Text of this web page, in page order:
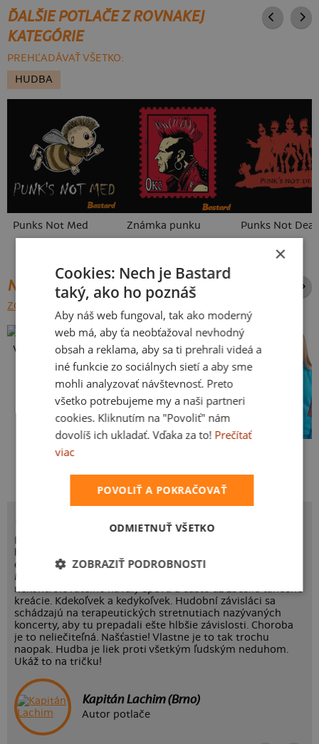
ĎALŠIE POTLAČE Z ROVNAKEJ
KATEGÓRIE
PREHĽADÁVAŤ VŠETKO:
HUDBA
Punks Not Med Známka punku Punks Not
NAJPREDÁVANEJŠIE POTLAČE
ZOBRAZIŤ VŠETKY
Vlastná potlač
POTLAČ ŽIJEM MUZIKOU
Kedykoľvek počúvaš svoju obľúbenú muziku, tvoje srdce
búši Fortissimo. Bez hudby ale nedá ani ranu. Nemusíš
chodiť na kardiológiu, diagnóza je jasná: hudobný závislák.
Medzi ďalšie príznaky patrí poklepávanie do rytmu,
nekontrolovateľné návaly spevu a často až zbesilé tanečné
kreácie. Kdekoľvek a kedykoľvek. Hudobní závisláci sa
schádzajú na terapeutických stretnutiach nazývaných
koncerty, aby tu prepadali ešte hlbšie závislosti. Choroba
je to neliečiteľná. Našťastie! Vlastne je to tak trochu
naopak. Hudba je liek proti všetkým ľudským neduhom.
Ukáž to na tričku!
Kapitán Lachim (Brno)
Autor potlače
×
Cookies: Nech je Bastard
taký, ako ho poznáš
Aby náš web fungoval, tak ako moderný
web má, aby ťa neobťažoval nevhodný
obsah a reklama, aby sa ti prehrali videá a
iné funkcie zo sociálnych sietí a aby sme
mohli analyzovať návštevnosť. Preto
všetko potrebujeme my a naši partneri
cookies. Kliknutím na "Povoliť" nám
dovolíš ich ukladať. Vďaka za to! Prečítať
viac
POVOLIŤ A POKRAČOVAŤ
ODMIETNUŤ VŠETKO
ZOBRAZIŤ PODROBNOSTI